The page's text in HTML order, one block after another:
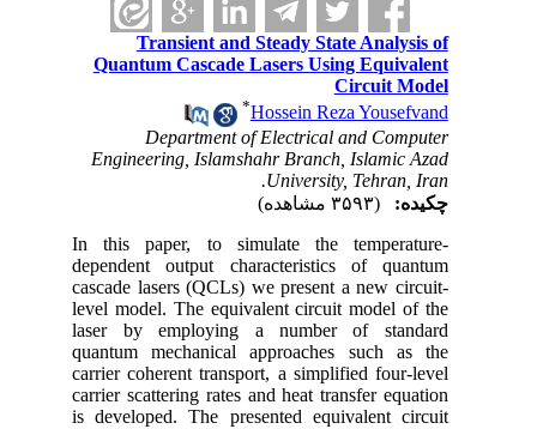
Transient and Steady State Analysis of
Quantum Cascade Lasers Using Equivalent
Circuit Model
Hossein Reza Yousefvand
*
Department of Electrical and Computer
Engineering, Islamshahr Branch, Islamic Azad
University, Tehran, Iran.
چکیده:
In this paper, to simulate the temperature-
dependent output characteristics of quantum
cascade lasers (QCLs) we present a new circuit-
level model. The equivalent circuit model of the
laser by employing a number of standard
quantum mechanical approaches such as the
carrier coherent transport, a simplified four-level
carrier scattering rates and heat transfer equation
is developed. The presented equivalent circuit